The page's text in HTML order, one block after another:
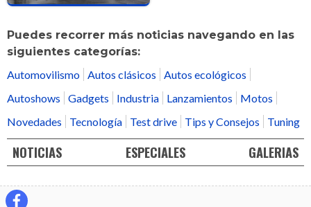
Puedes recorrer más noticias navegando en las
siguientes categorías:
Automovilismo Autos clásicos
Autos ecológicos
Autoshows
Gadgets Industria Lanzamientos
Motos
Novedades
Tecnología Test drive Tips y Consejos Tuning
NOTICIAS ESPECIALES GALERIAS